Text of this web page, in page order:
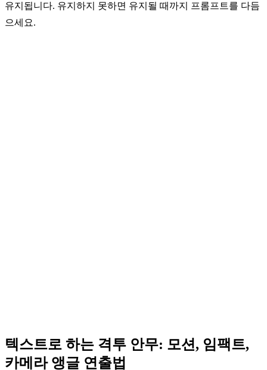
유지됩니다. 유지하지 못하면 유지될 때까지 프롬프트를 다듬
으세요.
텍스트로 하는 격투 안무: 모션, 임팩트,
카메라 앵글 연출법